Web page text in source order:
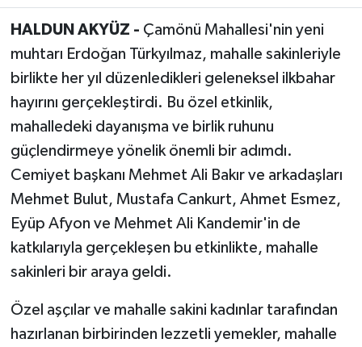
HALDUN AKYÜZ - Çamönü Mahallesi'nin yeni
muhtarı Erdoğan Türkyılmaz, mahalle sakinleriyle
birlikte her yıl düzenledikleri geleneksel ilkbahar
hayırını gerçekleştirdi. Bu özel etkinlik,
mahalledeki dayanışma ve birlik ruhunu
güçlendirmeye yönelik önemli bir adımdı.
Cemiyet başkanı Mehmet Ali Bakır ve arkadaşları
Mehmet Bulut, Mustafa Cankurt, Ahmet Esmez,
Eyüp Afyon ve Mehmet Ali Kandemir'in de
katkılarıyla gerçekleşen bu etkinlikte, mahalle
sakinleri bir araya geldi.
Özel aşçılar ve mahalle sakini kadınlar tarafından
hazırlanan birbirinden lezzetli yemekler, mahalle
Akhisar Emlak
Ülke
Etiketler